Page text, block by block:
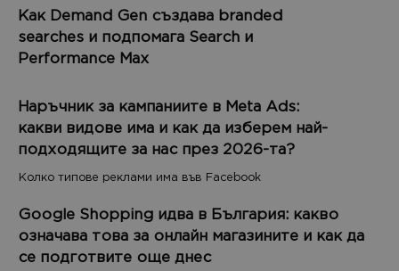
Как Demand Gen създава branded
searches и подпомага Search и
Performance Max
Наръчник за кампаниите в Meta Ads:
какви видове има и как да изберем най-
подходящите за нас през 2026-та?
Колко типове реклами има във Facebook
Google Shopping идва в България: какво
означава това за онлайн магазините и как да
се подготвите още днес